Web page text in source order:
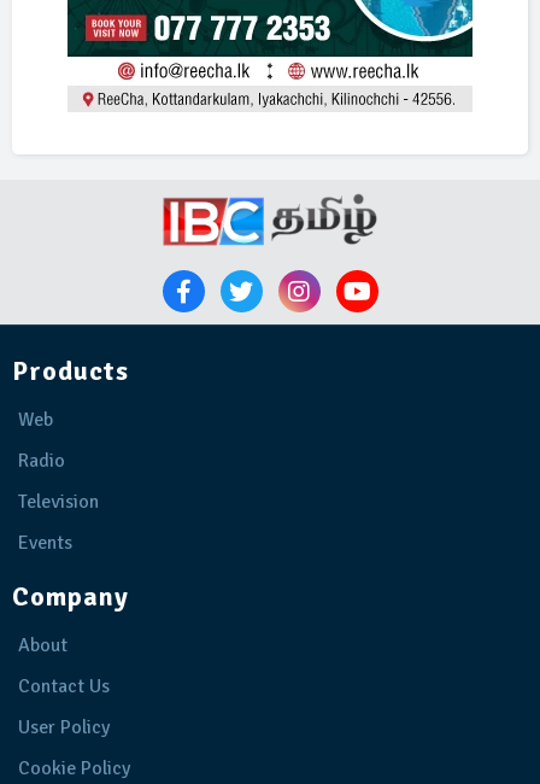
Products
Web
Radio
Television
Events
Company
About
Contact Us
User Policy
Cookie Policy